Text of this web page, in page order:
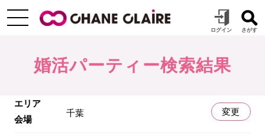
婚活パーティー検索結果
エリア
会場
千葉 変更